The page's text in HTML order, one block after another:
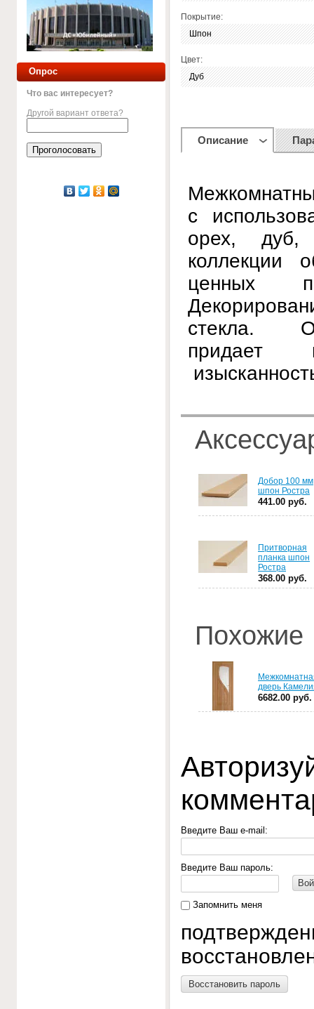
Опрос
Что вас интересует?
Другой вариант ответа?
Покрытие:
Шпон
Цвет:
Дуб
Описание
с
орех, дуб,
коллекции
ценных
стекла.
придает
Добор 100 мм
шпон Ростра
441.00 руб.
Притворная
планка шпон
Ростра
368.00 руб.
Похожие
дверь
6682.00 руб.
Введите Ваш e-mail:
Введите Ваш пароль:
Запомнить меня
Восстановить пароль